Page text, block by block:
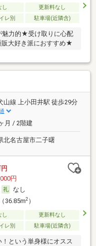
し
更新料なし
レ別 駐車場(近隣含)
魅力的★受け取りに心配
販大好き派におすすめ★
山線 上小田井駅 徒歩29分
月 / 2階建
北名古屋市二子曙
円
なし
36.85m2）
し
更新料なし
レ別 駐車場(近隣含)
という単身様にオスス